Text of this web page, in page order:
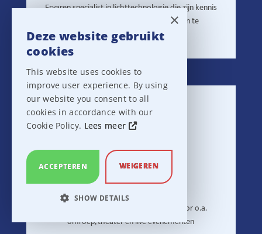
Ervaren specialist in lichttechnologie die zijn kennis
inzet om innovatieve lichtoplossingen te
ontwikkelen
Chris Chambers
Expert in communicatieoplossingen voor o.a.
omroep, theater en live evenementen
×
Deze website gebruikt
cookies
This website uses cookies to
improve user experience. By using
our website you consent to all
cookies in accordance with our
Cookie Policy. Lees meer
ACCEPTEREN WEIGEREN
SHOW DETAILS
STRICTLY NECESSARY